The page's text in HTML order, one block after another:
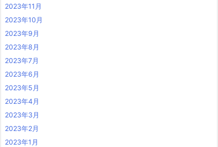
2023年11月
2023年10月
2023年9月
2023年8月
2023年7月
2023年6月
2023年5月
2023年4月
2023年3月
2023年2月
2023年1月